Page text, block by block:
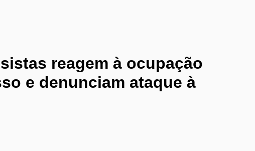
reagem à ocupação
e denunciam ataque à